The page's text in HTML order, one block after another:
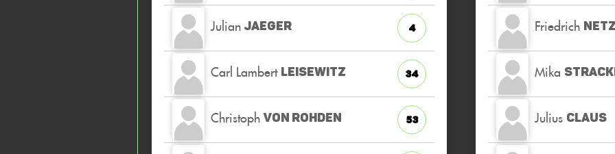
Julian JAEGER 4
Carl Lambert LEISEWITZ 34
Christoph VON ROHDEN 53
Friedrich
Mika
Julius CLAUS